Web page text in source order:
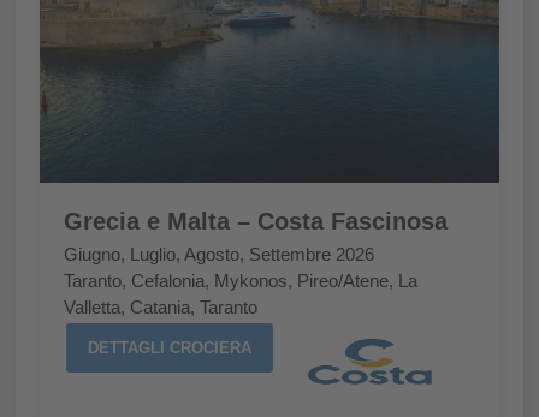
Grecia e Malta – Costa Fascinosa
Giugno, Luglio, Agosto, Settembre 2026
Taranto, Cefalonia, Mykonos, Pireo/Atene, La
Valletta, Catania, Taranto
DETTAGLI CROCIERA